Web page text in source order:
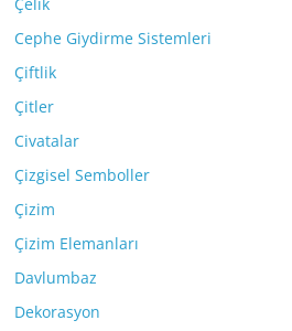
Çelik
Cephe Giydirme Sistemleri
Çiftlik
Çitler
Civatalar
Çizgisel Semboller
Çizim
Çizim Elemanları
Davlumbaz
Dekorasyon